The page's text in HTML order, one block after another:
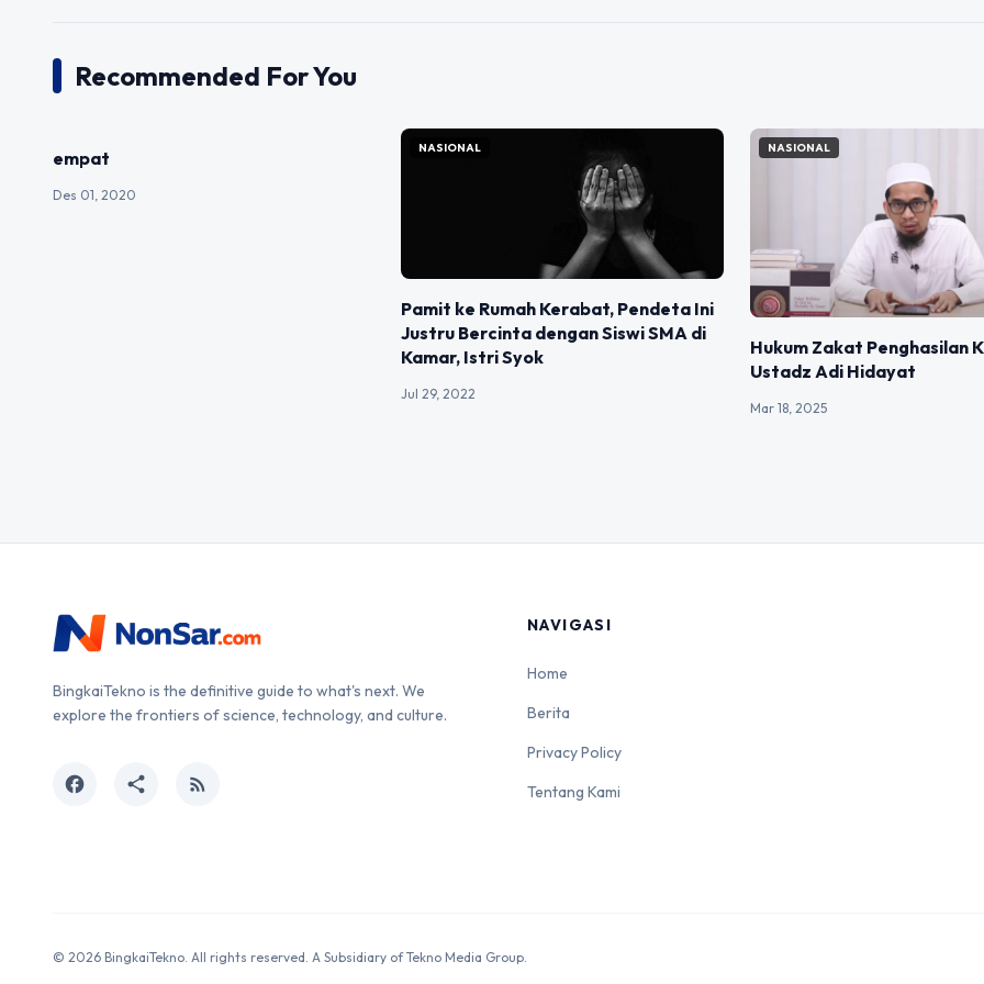
Recommended For You
empat
Des 01, 2020
NASIONAL
Pamit ke Rumah Kerabat, Pendeta Ini
Justru Bercinta dengan Siswi SMA di
Kamar, Istri Syok
Jul 29, 2022
NASIONAL
Hukum Zakat Penghasilan
Ustadz Adi Hidayat
Mar 18, 2025
BingkaiTekno is the definitive guide to what's next. We
explore the frontiers of science, technology, and culture.
facebook share rss_feed
NAVIGASI
Home
Berita
Privacy Policy
Tentang Kami
© 2026 BingkaiTekno. All rights reserved. A Subsidiary of Tekno Media Group.